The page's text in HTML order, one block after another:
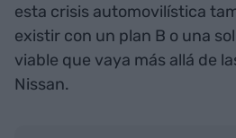
esta crisis automovilística
existir con un plan B o una
viable que vaya más allá de
Nissan.